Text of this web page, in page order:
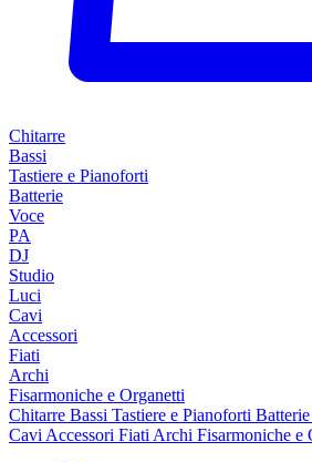
Chitarre
Bassi
Tastiere e Pianoforti
Batterie
Voce
PA
DJ
Studio
Luci
Cavi
Accessori
Fiati
Archi
Fisarmoniche e Organetti
Chitarre Bassi Tastiere e Pianoforti Batterie
Cavi Accessori Fiati Archi Fisarmoniche e